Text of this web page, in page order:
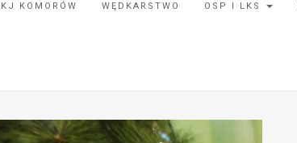
KOMORÓW WĘDKARSTWO OSP I LKS